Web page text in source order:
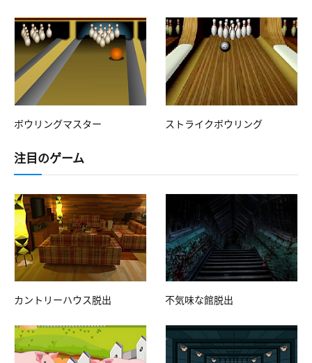
ボウリングマスター ストライクボウリング
注目のゲーム
カントリーハウス脱出 不気味な館脱出